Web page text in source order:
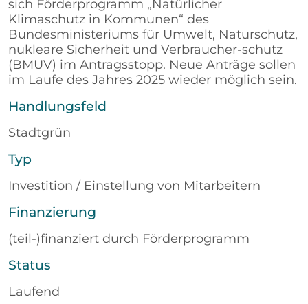
sich Förderprogramm „Natürlicher
Klimaschutz in Kommunen“ des
Bundesministeriums für Umwelt, Naturschutz,
nukleare Sicherheit und Verbraucher-schutz
(BMUV) im Antragsstopp. Neue Anträge sollen
im Laufe des Jahres 2025 wieder möglich sein.
Handlungsfeld
Stadtgrün
Typ
Investition / Einstellung von Mitarbeitern
Finanzierung
(teil-)finanziert durch Förderprogramm
Status
Laufend